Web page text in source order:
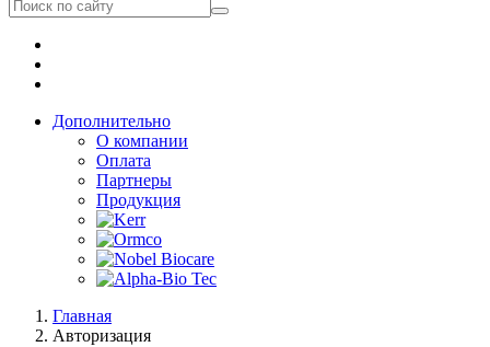
Дополнительно
О компании
Оплата
Партнеры
Продукция
Главная
Авторизация